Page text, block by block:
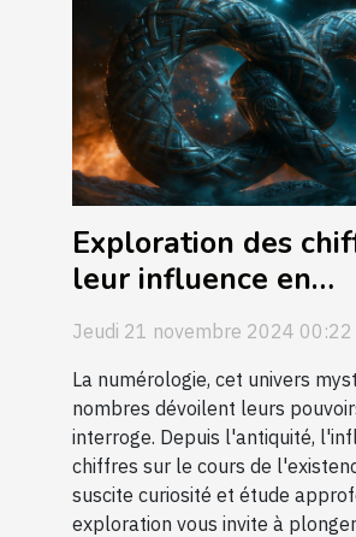
Exploration des
leur influence en
numérologie
Jeudi 21 novembre 2024 00:22
La numérologie, cet univers
nombres dévoilent leurs
interroge. Depuis l'antiquité,
chiffres sur le cours de
suscite curiosité et étude
exploration vous invite à